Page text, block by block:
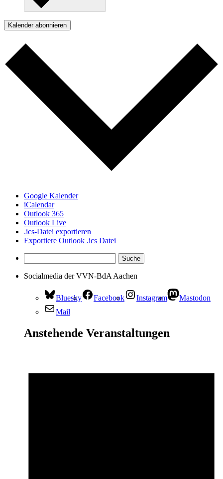
Kalender abonnieren
Google Kalender
iCalendar
Outlook 365
Outlook Live
.ics-Datei exportieren
Exportiere Outlook .ics Datei
Socialmedia der VVN-BdA Aachen
Bluesky Facebook Instagram
Mastodon
Mail
Anstehende Veranstaltungen